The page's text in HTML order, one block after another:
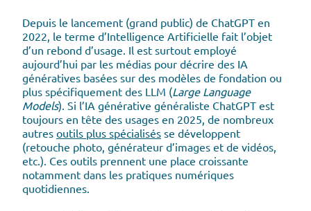
Depuis le lancement (grand public) de ChatGPT en
2022, le terme d’Intelligence Artificielle fait l’objet
d’un rebond d’usage. Il est surtout employé
aujourd’hui par les médias pour décrire des IA
génératives basées sur des modèles de fondation ou
plus spécifiquement des LLM (Large Language
Models). Si l’IA générative généraliste ChatGPT est
toujours en tête des usages en 2025, de nombreux
autres outils plus spécialisés se développent
(retouche photo, générateur d’images et de vidéos,
etc.). Ces outils prennent une place croissante
notamment dans les pratiques numériques
quotidiennes.